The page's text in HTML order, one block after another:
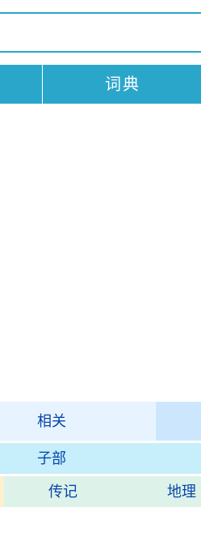
词典
相关
子部
传记 地理